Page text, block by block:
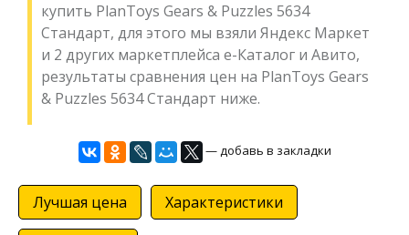
купить PlanToys Gears & Puzzles 5634
Стандарт, для этого мы взяли Яндекс Маркет
и 2 других маркетплейса е-Каталог и Авито,
результаты сравнения цен на PlanToys Gears
& Puzzles 5634 Стандарт ниже.
— добавь в закладки
Лучшая цена Характеристики